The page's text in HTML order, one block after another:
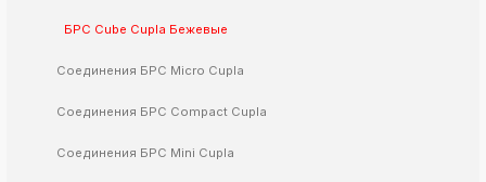
ksldkfjsdlfkjsls;ldfkgjsdl;kfkфыва
БРС Cube Cupla Бежевые
Соединения БРС Micro Cupla
Соединения БРС Compact Cupla
Соединения БРС Mini Cupla